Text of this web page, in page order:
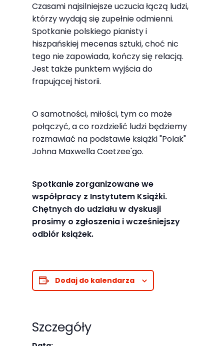
Czasami najsilniejsze uczucia łączą ludzi,
którzy wydają się zupełnie odmienni.
Spotkanie polskiego pianisty i
hiszpańskiej mecenas sztuki, choć nic
tego nie zapowiada, kończy się relacją.
Jest także punktem wyjścia do
frapującej historii.
O samotności, miłości, tym co może
połączyć, a co rozdzielić ludzi będziemy
rozmawiać na podstawie książki "Polak"
Johna Maxwella Coetzee'go.
Spotkanie zorganizowane we
współpracy z Instytutem Książki.
Chętnych do udziału w dyskusji
prosimy o zgłoszenia i wcześniejszy
odbiór książek.
Dodaj do kalendarza
Szczegóły
internetowej.
Marketing
Udostępniając
swoje
zainteresowania i
podczas
odwiedzania naszej
strony, zwiększasz
szansę na
spersonalizowanych
treści i ofert.